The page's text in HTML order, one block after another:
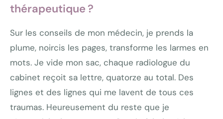
thérapeutique ?
Sur les conseils de mon médecin, je prends la
plume, noircis les pages, transforme les larmes en
mots. Je vide mon sac, chaque radiologue du
cabinet reçoit sa lettre, quatorze au total. Des
lignes et des lignes qui me lavent de tous ces
traumas. Heureusement du reste que je